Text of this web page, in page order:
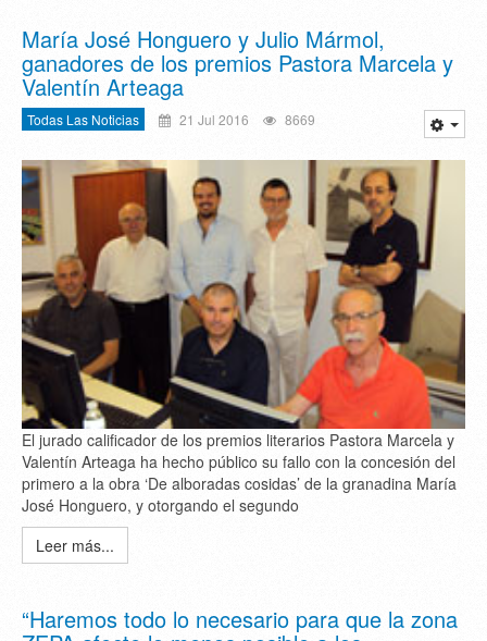
María José Honguero y Julio Mármol,
ganadores de los premios Pastora Marcela y
Valentín Arteaga
Todas Las Noticias 21 Jul 2016 8669
El jurado calificador de los premios literarios Pastora Marcela y
Valentín Arteaga ha hecho público su fallo con la concesión del
primero a la obra ‘De alboradas cosidas’ de la granadina María
José Honguero, y otorgando el segundo
Leer más...
“Haremos todo lo necesario para que la zona